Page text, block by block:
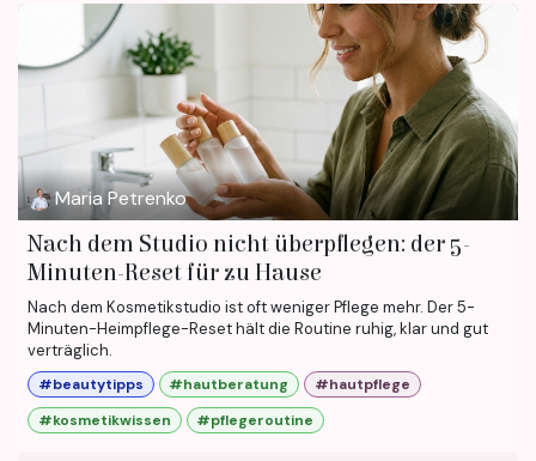
Maria Petrenko
Nach dem Studio nicht überpflegen: der 5-
Minuten-Reset für zu Hause
Nach dem Kosmetikstudio ist oft weniger Pflege mehr. Der 5-
Minuten-Heimpflege-Reset hält die Routine ruhig, klar und gut
verträglich.
#beautytipps #hautberatung
#hautpflege
#kosmetikwissen
#pflegeroutine